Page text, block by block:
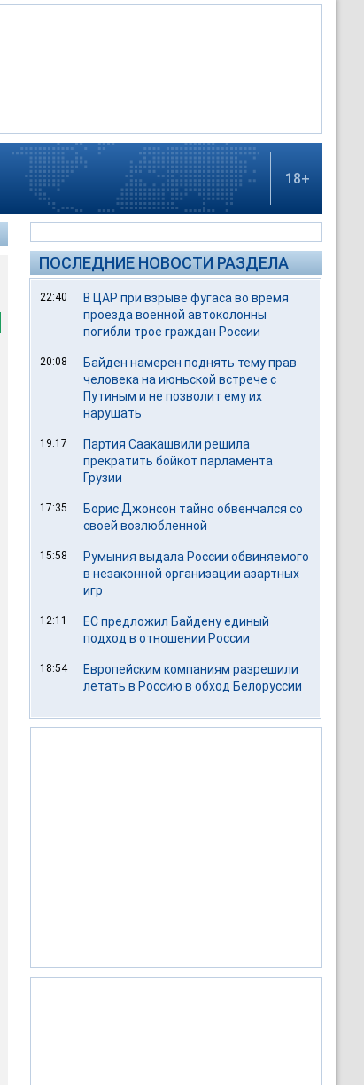
18+
ПОСЛЕДНИЕ НОВОСТИ РАЗДЕЛА
22:40
В ЦАР при взрыве фугаса во время
проезда военной автоколонны
погибли трое граждан России
20:08
Байден намерен поднять тему прав
человека на июньской встрече с
Путиным и не позволит ему их
нарушать
19:17
Партия Саакашвили решила
прекратить бойкот парламента
Грузии
17:35
Борис Джонсон тайно обвенчался со
своей возлюбленной
15:58
Румыния выдала России обвиняемого
в незаконной организации азартных
игр
12:11
ЕС предложил Байдену единый
подход в отношении России
18:54
Европейским компаниям разрешили
летать в Россию в обход Белоруссии